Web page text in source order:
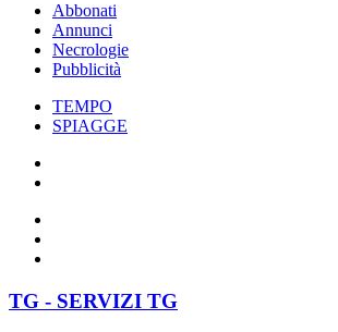
Abbonati
Annunci
Necrologie
Pubblicità
TEMPO
SPIAGGE
TG - SERVIZI TG